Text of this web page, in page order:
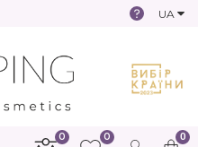
UA
0
0 0